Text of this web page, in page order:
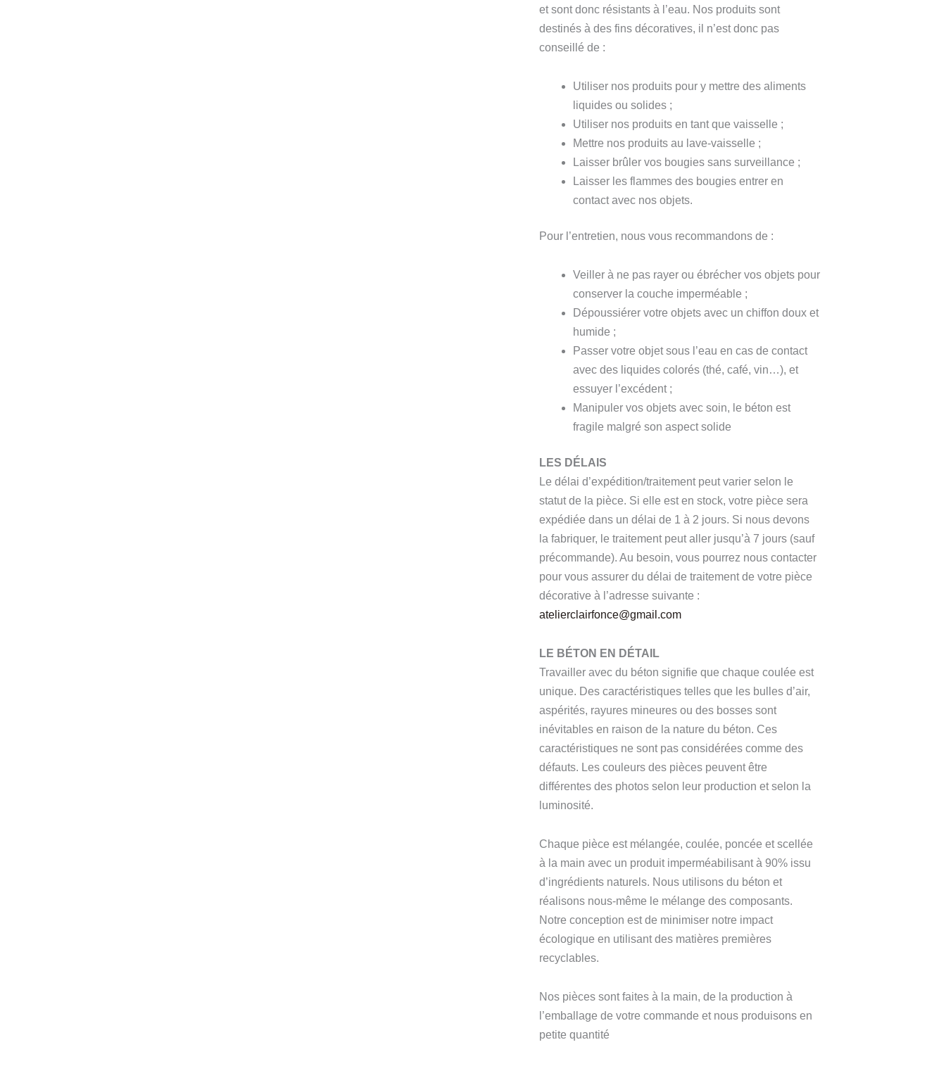
et sont donc résistants à l’eau. Nos produits sont
destinés à des fins décoratives, il n’est donc pas
conseillé de :
Utiliser nos produits pour y mettre des aliments
liquides ou solides ;
Utiliser nos produits en tant que vaisselle ;
Mettre nos produits au lave-vaisselle ;
Laisser brûler vos bougies sans surveillance ;
Laisser les flammes des bougies entrer en
contact avec nos objets.
Pour l’entretien, nous vous recommandons de :
Veiller à ne pas rayer ou ébrécher vos objets pour
conserver la couche imperméable ;
Dépoussiérer votre objets avec un chiffon doux et
humide ;
Passer votre objet sous l’eau en cas de contact
avec des liquides colorés (thé, café, vin…), et
essuyer l’excédent ;
Manipuler vos objets avec soin, le béton est
fragile malgré son aspect solide
LES DÉLAIS
Le délai d’expédition/traitement peut varier selon le
statut de la pièce. Si elle est en stock, votre pièce sera
expédiée dans un délai de 1 à 2 jours. Si nous devons
la fabriquer, le traitement peut aller jusqu’à 7 jours (sauf
précommande). Au besoin, vous pourrez nous contacter
pour vous assurer du délai de traitement de votre pièce
décorative à l’adresse suivante :
atelierclairfonce@gmail.com
LE BÉTON EN DÉTAIL
Travailler avec du béton signifie que chaque coulée est
unique. Des caractéristiques telles que les bulles d’air,
aspérités, rayures mineures ou des bosses sont
inévitables en raison de la nature du béton. Ces
caractéristiques ne sont pas considérées comme des
défauts. Les couleurs des pièces peuvent être
différentes des photos selon leur production et selon la
luminosité.
Chaque pièce est mélangée, coulée, poncée et scellée
à la main avec un produit imperméabilisant à 90% issu
d’ingrédients naturels. Nous utilisons du béton et
réalisons nous-même le mélange des composants.
Notre conception est de minimiser notre impact
écologique en utilisant des matières premières
recyclables.
Nos pièces sont faites à la main, de la production à
l’emballage de votre commande et nous produisons en
petite quantité